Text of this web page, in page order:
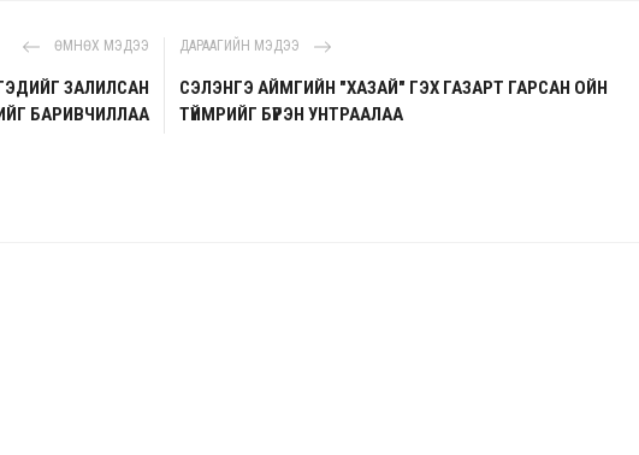
ӨМНӨХ МЭДЭЭ
ЗАЛИЛСАН
БАРИВЧИЛЛАА
ДАРААГИЙН МЭДЭЭ
СЭЛЭНГЭ АЙМГИЙН "ХАЗАЙ" ГЭХ ГАЗАРТ ГАРСАН ОЙН
ТҮЙМРИЙГ БҮРЭН УНТРААЛАА